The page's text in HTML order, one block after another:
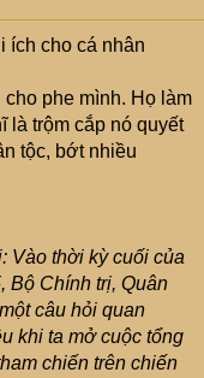
ích cho cá nhân
phe mình. Họ làm
là trộm cắp nó quyết
tộc, bớt nhiều
Vào thời kỳ cuối của
Bộ Chính trị, Quân
câu hỏi quan
khi ta mở cuộc tổng
chiến trên chiến